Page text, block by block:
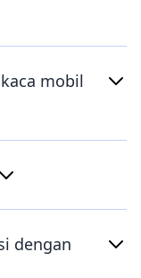
mobil
dengan